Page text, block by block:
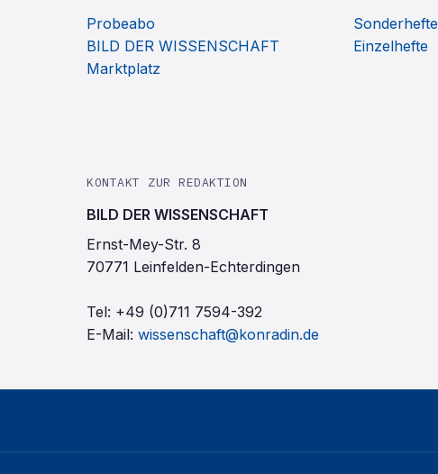
Probeabo
BILD DER WISSENSCHAFT
Marktplatz
Sonderhefte
Einzelhefte
KONTAKT ZUR REDAKTION
BILD DER WISSENSCHAFT
Ernst-Mey-Str. 8
70771 Leinfelden-Echterdingen
Tel: +49 (0)711 7594-392
E-Mail: wissenschaft@konradin.de